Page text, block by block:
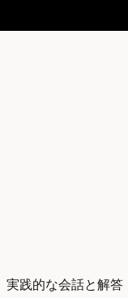
実践的な会話と解答